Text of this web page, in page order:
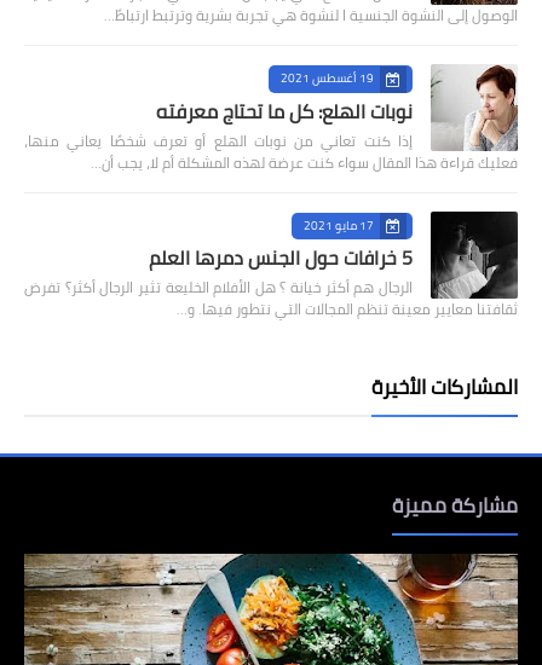
الوصول إلى النشوة الجنسية ا لنشوة هي تجربة بشرية وترتبط ارتباطً…
19 أغسطس 2021
نوبات الهلع: كل ما تحتاج معرفته
إذا كنت تعاني من نوبات الهلع أو تعرف شخصًا يعاني منها،
فعليك قراءة هذا المقال سواء كنت عرضة لهذه المشكلة أم لا، يجب أن…
17 مايو 2021
5 خرافات حول الجنس دمرها العلم
الرجال هم أكثر خيانة ؟ هل الأفلام الخليعة تثير الرجال أكثر؟ تفرض
ثقافتنا معايير معينة تنظم المجالات التي نتطور فيها. و…
المشاركات الأخيرة
مشاركة مميزة